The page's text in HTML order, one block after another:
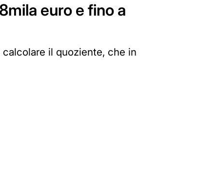
euro e fino a
il quoziente, che in